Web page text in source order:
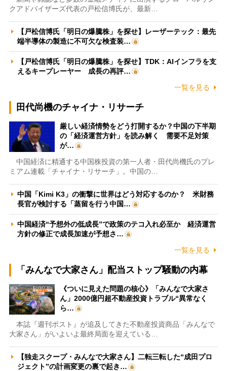
クアドバイザーズ代表の戸松信博氏が、最新…
【戸松信博氏「明日の爆騰株」を探せ】レーザーテック：最先
端半導体の製造に不可欠な検査装…
【戸松信博氏「明日の爆騰株」を探せ】TDK：AIインフラを支
えるキープレーヤー 成長の再評…
一覧を見る
田代尚機のチャイナ・リサーチ
厳しい経済情勢をどう打開するか？中国の下半期
の「経済運営方針」を読み解く 需要不足対策
が…
中国経済に精通する中国株投資の第一人者・田代尚機氏のプレ
ミアム連載「チャイナ・リサーチ」。中国の…
中国「Kimi K3」の衝撃に世界はどう対応するのか？ 米財務
長官が検討する「蒸留を行う中国…
中国経済“予想外の低成長”で政策のテコ入れ必至か 経済運営
方針の修正で成長加速が予想さ…
一覧を見る
「みんなで大家さん」配当ストップ騒動の内幕
《ついに見えた問題の核心》「みんなで大家さ
ん」2000億円超不動産投資トラブル“異常なく
ら…
本誌『週刊ポスト』が追及してきた不動産投資商品「みんなで
大家さん」がいよいよ最終局面を迎えている…
【独走スクープ・みんなで大家さん】二転三転した“成田プロ
ジェクト”の計画変更の裏で起き…